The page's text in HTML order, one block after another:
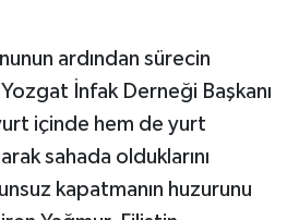
ardından sürecin
İnfak Derneği Başkanı
içinde hem de yurt
sahada olduklarını
kapatmanın huzurunu